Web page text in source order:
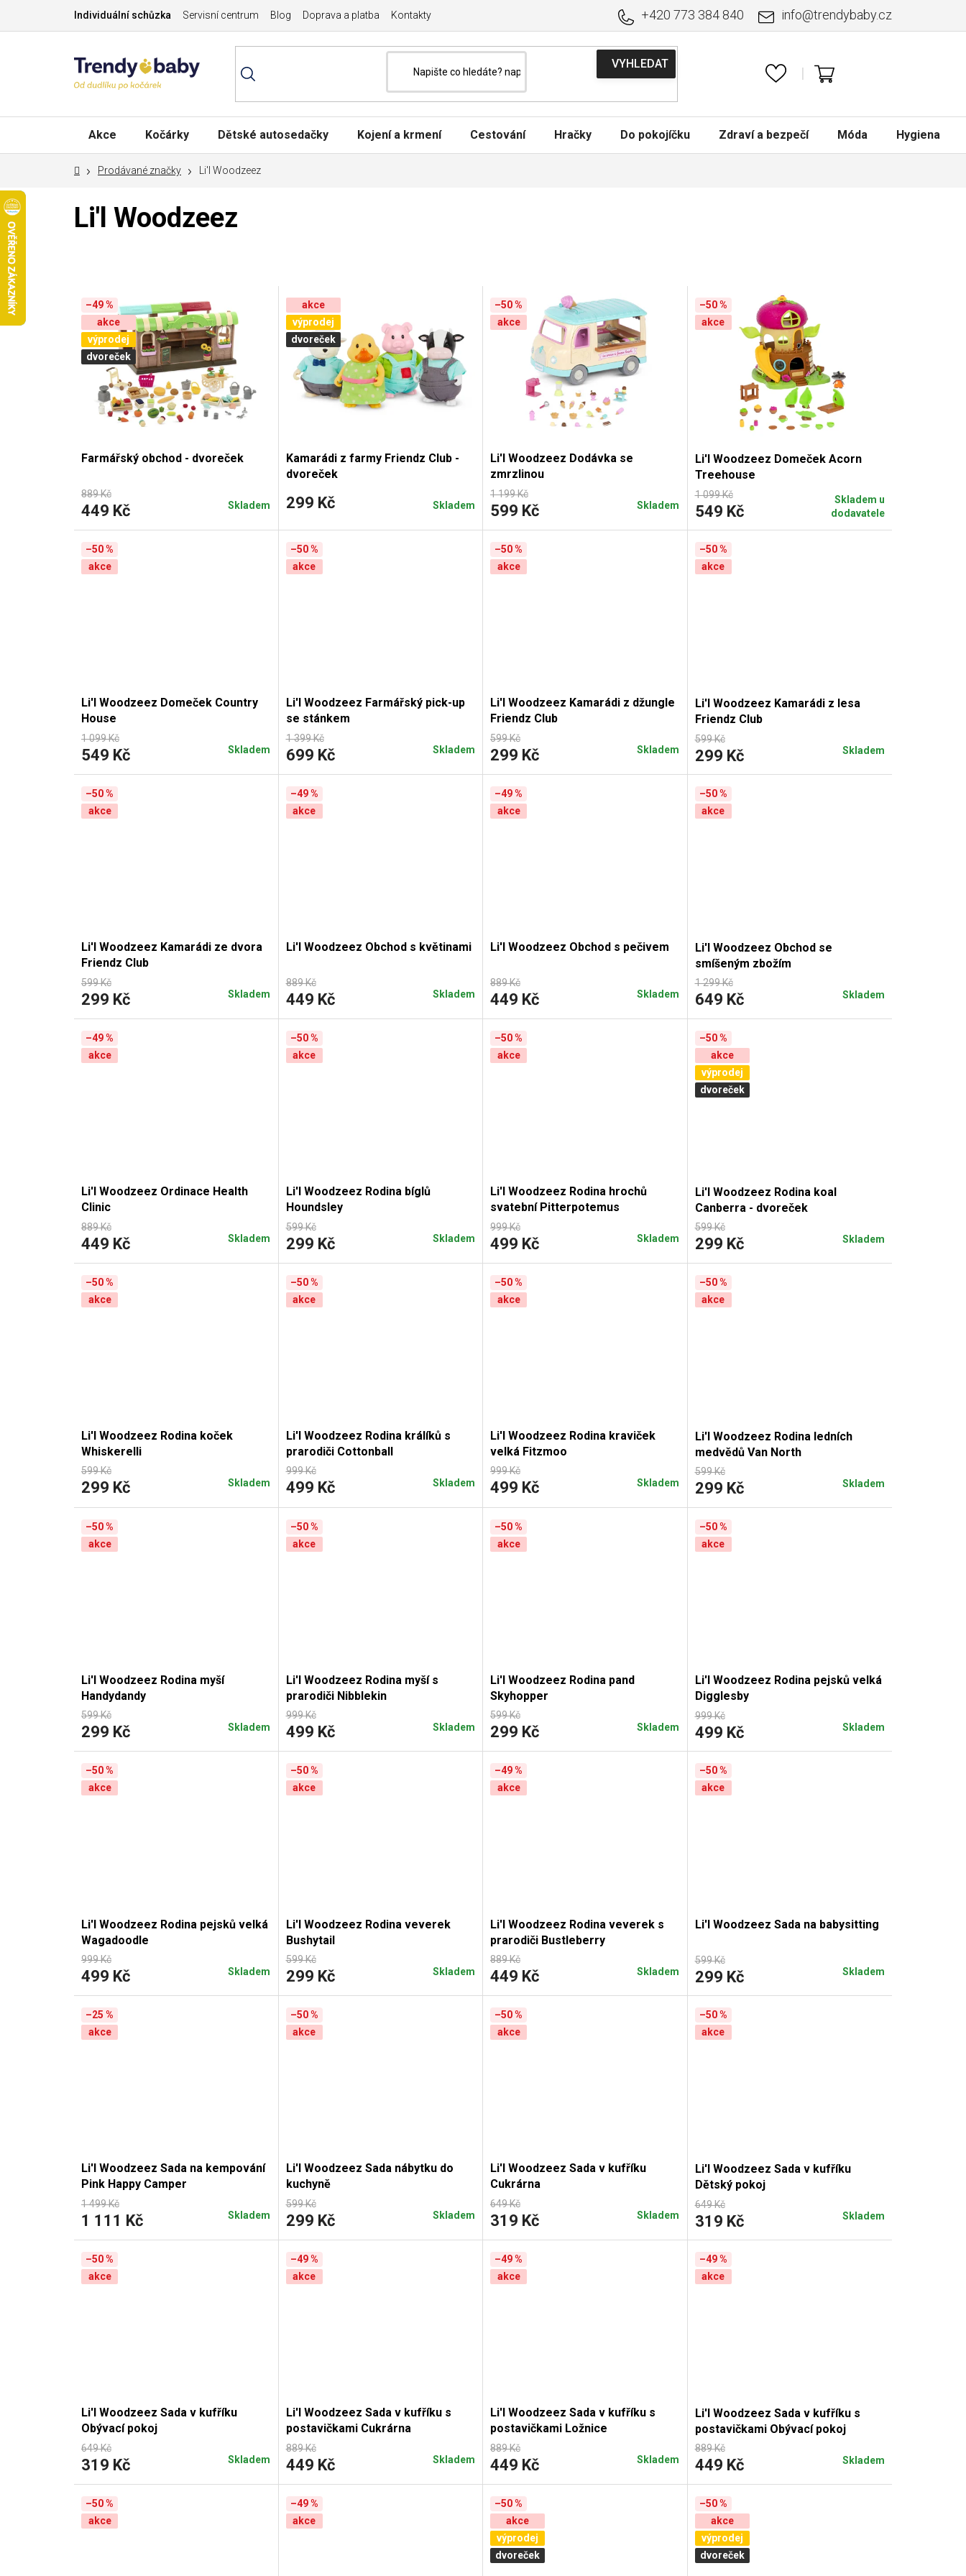
Individuální schůzka Servisní centrum Blog Doprava a platba Kontakty info@trendybaby.cz
+420 773 384 840
KOŠÍK
Akce Kočárky Dětské autosedačky Kojení a krmení Cestování Hračky Do pokojíčku Zdraví a bezpečí Móda Hygiena
DomůProdávané značky Li'l Woodzeez
Li'l Woodzeez
p
r
d
u
k
–49 %
akce
výprodej
dvoreček
Farmářský obchod - dvoreček
889 Kč
449 Kč Skladem
akce
výprodej
dvoreček
Kamarádi z farmy Friendz Club -
dvoreček
299 Kč Skladem
–50 %
akce
Li'l Woodzeez Dodávka se
zmrzlinou
1 199 Kč
599 Kč Skladem
–50 %
akce
Li'l Woodzeez Domeček Acorn
Treehouse
1 099 Kč
549 Kč
Skladem u
dodavatele
–50 %
akce
Li'l Woodzeez Domeček Country
House
1 099 Kč
549 Kč Skladem
–50 %
akce
Li'l Woodzeez Farmářský pick-up
se stánkem
1 399 Kč
699 Kč Skladem
–50 %
akce
Li'l Woodzeez Kamarádi z džungle
Friendz Club
599 Kč
299 Kč Skladem
–50 %
akce
Li'l Woodzeez Kamarádi z lesa
Friendz Club
599 Kč
299 Kč Skladem
–50 %
akce
Li'l Woodzeez Kamarádi ze dvora
Friendz Club
599 Kč
299 Kč Skladem
–49 %
akce
Li'l Woodzeez Obchod s květinami
889 Kč
449 Kč Skladem
–49 %
akce
Li'l Woodzeez Obchod s pečivem
889 Kč
449 Kč Skladem
–50 %
akce
Li'l Woodzeez Obchod se
smíšeným zbožím
1 299 Kč
649 Kč Skladem
–49 %
akce
Li'l Woodzeez Ordinace Health
Clinic
889 Kč
449 Kč Skladem
–50 %
akce
Li'l Woodzeez Rodina bíglů
Houndsley
599 Kč
299 Kč Skladem
–50 %
akce
Li'l Woodzeez Rodina hrochů
svatební Pitterpotemus
999 Kč
499 Kč Skladem
–50 %
akce
výprodej
dvoreček
Li'l Woodzeez Rodina koal
Canberra - dvoreček
599 Kč
299 Kč Skladem
–50 %
akce
Li'l Woodzeez Rodina koček
Whiskerelli
599 Kč
299 Kč Skladem
–50 %
akce
Li'l Woodzeez Rodina králíků s
prarodiči Cottonball
999 Kč
499 Kč Skladem
–50 %
akce
Li'l Woodzeez Rodina kraviček
velká Fitzmoo
999 Kč
499 Kč Skladem
–50 %
akce
Li'l Woodzeez Rodina ledních
medvědů Van North
599 Kč
299 Kč Skladem
–50 %
akce
Li'l Woodzeez Rodina myší
Handydandy
599 Kč
299 Kč Skladem
–50 %
akce
Li'l Woodzeez Rodina myší s
prarodiči Nibblekin
999 Kč
499 Kč Skladem
–50 %
akce
Li'l Woodzeez Rodina pand
Skyhopper
599 Kč
299 Kč Skladem
–50 %
akce
Li'l Woodzeez Rodina pejsků velká
Digglesby
999 Kč
499 Kč Skladem
–50 %
akce
Li'l Woodzeez Rodina pejsků velká
Wagadoodle
999 Kč
499 Kč Skladem
–50 %
akce
Li'l Woodzeez Rodina veverek
Bushytail
599 Kč
299 Kč Skladem
–49 %
akce
Li'l Woodzeez Rodina veverek s
prarodiči Bustleberry
889 Kč
449 Kč Skladem
–50 %
akce
Li'l Woodzeez Sada na babysitting
599 Kč
299 Kč Skladem
–25 %
akce
Li'l Woodzeez Sada na kempování
Pink Happy Camper
1 499 Kč
1 111 Kč Skladem
–50 %
akce
Li'l Woodzeez Sada nábytku do
kuchyně
599 Kč
299 Kč Skladem
–50 %
akce
Li'l Woodzeez Sada v kufříku
Cukrárna
649 Kč
319 Kč Skladem
–50 %
akce
Li'l Woodzeez Sada v kufříku
Dětský pokoj
649 Kč
319 Kč Skladem
–50 %
akce
Li'l Woodzeez Sada v kufříku
Obývací pokoj
649 Kč
319 Kč Skladem
–49 %
akce
Li'l Woodzeez Sada v kufříku s
postavičkami Cukrárna
889 Kč
449 Kč Skladem
–49 %
akce
Li'l Woodzeez Sada v kufříku s
postavičkami Ložnice
889 Kč
449 Kč Skladem
–49 %
akce
Li'l Woodzeez Sada v kufříku s
postavičkami Obývací pokoj
889 Kč
449 Kč Skladem
–50 %
akce
–49 %
akce
–50 %
akce
výprodej
dvoreček
–50 %
akce
výprodej
dvoreček